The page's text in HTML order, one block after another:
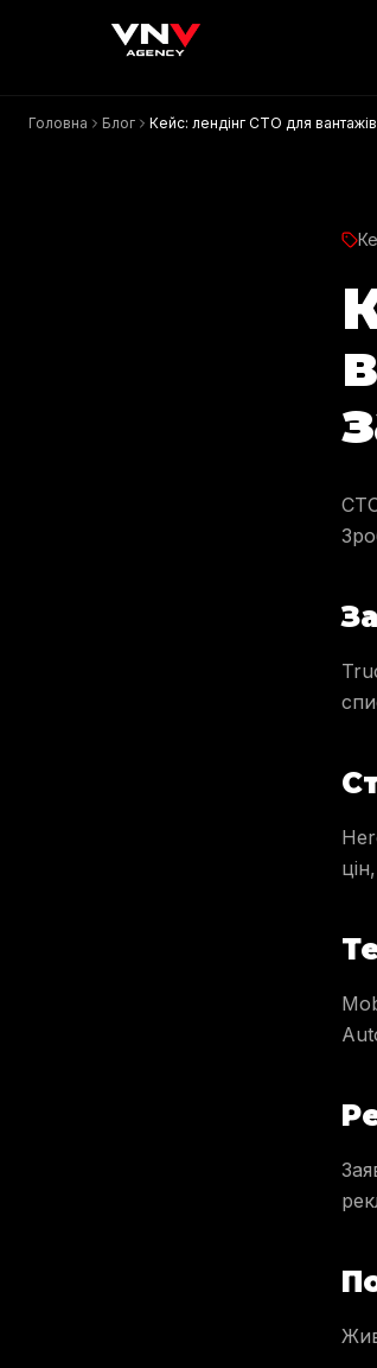
Головна Блог Кейс: лендінг СТО для